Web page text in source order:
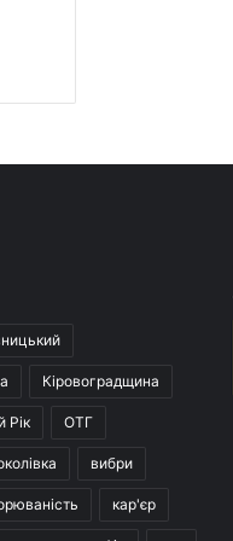
Кіровоградщина
Рік ОТГ
вибри
кар'єр